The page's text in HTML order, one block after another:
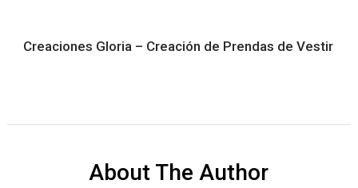
Creaciones Gloria – Creación de Prendas de Vestir
About The Author